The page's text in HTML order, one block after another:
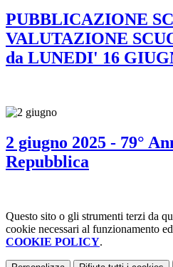
PUBBLICAZIONE
VALUTAZIONE
da LUNEDI' 16
2 giugno 2025 - 79°
Repubblica
Questo sito o gli strumenti terzi da
cookie necessari al funzionamento
COOKIE POLICY.